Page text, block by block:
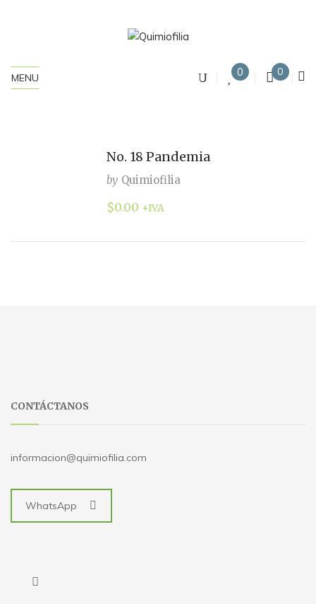
MENU 0 0
No. 18 Pandemia
by Quimiofilia
$0.00 +IVA
CONTÁCTANOS
informacion@quimiofilia.com
WhatsApp